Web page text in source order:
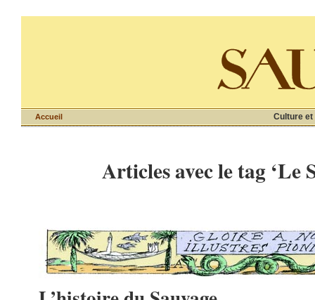
Culture et
Accueil
Articles avec le tag ‘Le